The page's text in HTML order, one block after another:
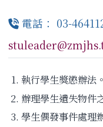
電話： 03-
執行學生獎懲辦法。
辦理學生遺失物件
學生偶發事件處理